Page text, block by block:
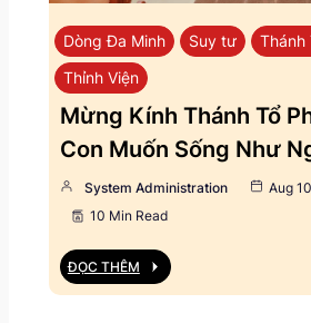
Dòng Đa Minh Suy tư
Thánh
Thỉnh Viện
Mừng Kính Thánh Tổ
Con Muốn Sống Như
System Administration
Aug
10 Min Read
ĐỌC THÊM